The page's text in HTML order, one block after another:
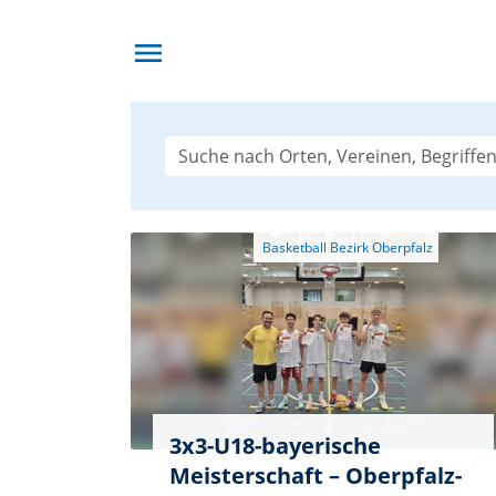
menu
Basketball Bezirk Oberpfalz
3x3-U18-bayerische
Meisterschaft – Oberpfalz-